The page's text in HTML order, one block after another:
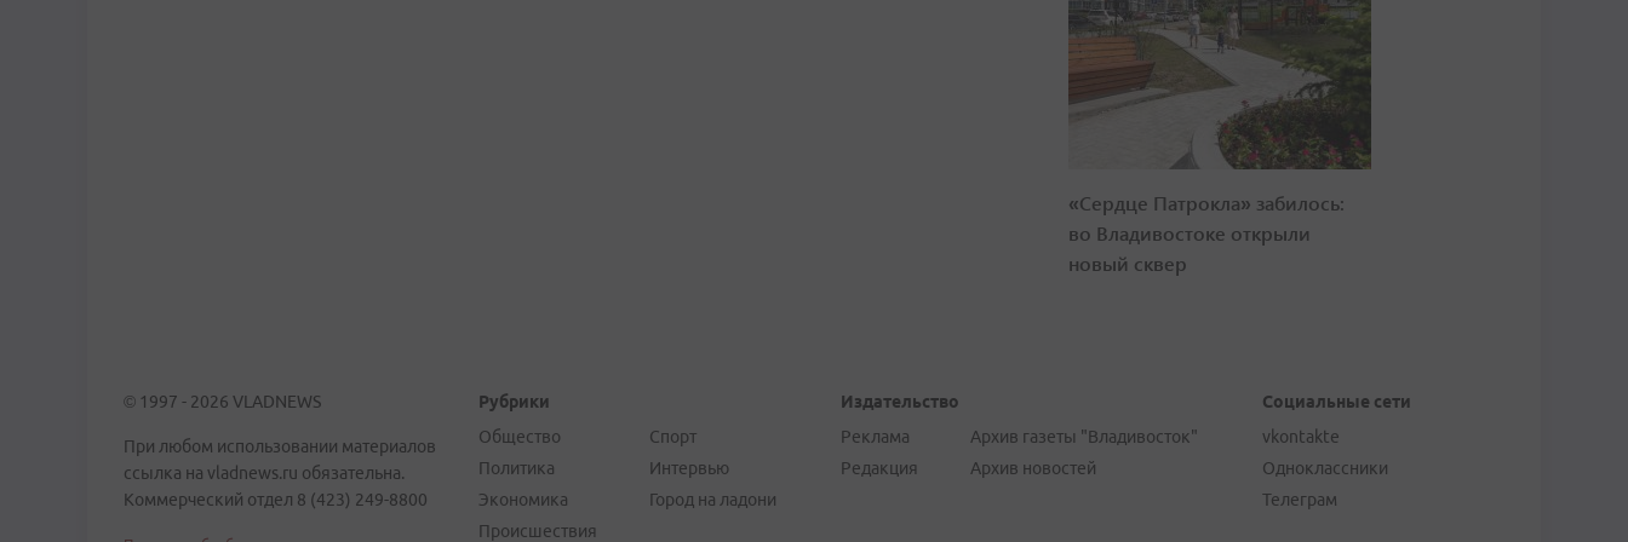
«Сердце Патрокла» забилось:
во Владивостоке открыли
новый сквер
© 1997 - 2026 VLADNEWS
При любом использовании материалов
ссылка на vladnews.ru обязательна.
Коммерческий отдел 8 (423) 249-8800
Рубрики
Общество
Политика
Экономика
Происшествия
Спорт
Интервью
Город на ладони
Издательство
Реклама
Редакция
Архив газеты "Владивосток"
Архив новостей
Социальные сети
vkontakte
Одноклассники
Телеграм